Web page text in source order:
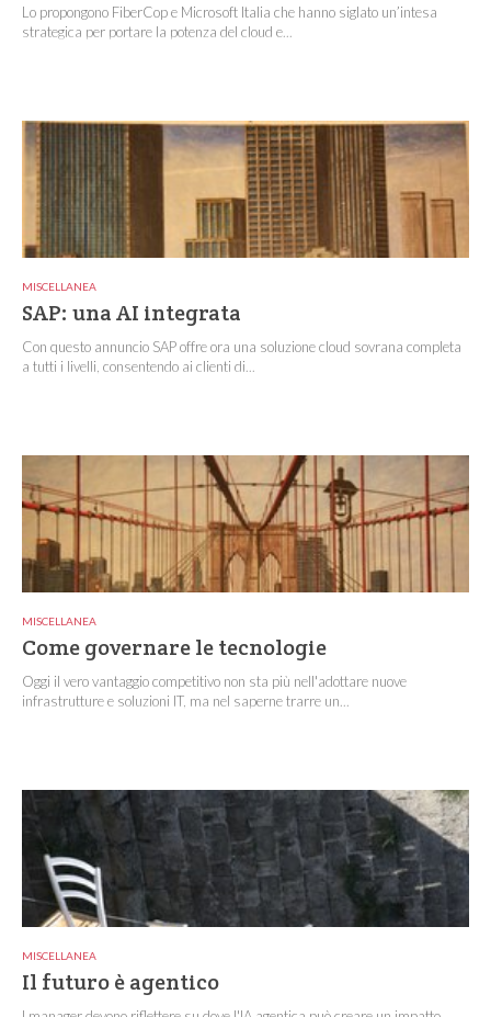
Lo propongono FiberCop e Microsoft Italia che hanno siglato un’intesa
strategica per portare la potenza del cloud e...
MISCELLANEA
SAP: una AI integrata
Con questo annuncio SAP offre ora una soluzione cloud sovrana completa
a tutti i livelli, consentendo ai clienti di...
MISCELLANEA
Come governare le tecnologie
Oggi il vero vantaggio competitivo non sta più nell'adottare nuove
infrastrutture e soluzioni IT, ma nel saperne trarre un...
MISCELLANEA
Il futuro è agentico